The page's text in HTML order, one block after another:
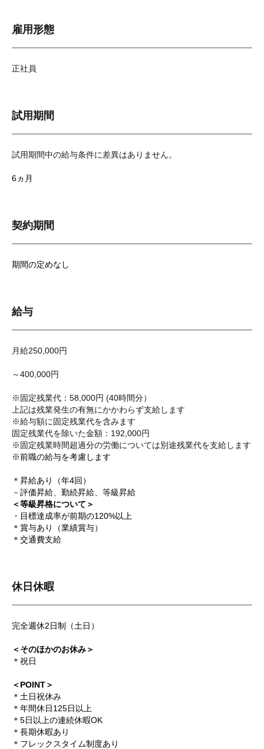
雇用形態
正社員
試用期間
試用期間中の給与条件に差異はありません。
6ヵ月
契約期間
期間の定めなし
給与
月給250,000円
～400,000円
※固定残業代：58,000円 (40時間分）
上記は残業発生の有無にかかわらず支給します
※給与額に固定残業代を含みます
固定残業代を除いた金額：192,000円
※固定残業時間超過分の労働については別途残業代を支給します
※前職の給与を考慮します
＊昇給あり（年4回）
－評価昇給、勤続昇給、等級昇給
＜等級昇格について＞
・目標達成率が前期の120%以上
＊賞与あり（業績賞与）
＊交通費支給
休日休暇
完全週休2日制（土日）
＜そのほかのお休み＞
＊祝日
＜POINT＞
＊土日祝休み
＊年間休日125日以上
＊5日以上の連続休暇OK
＊長期休暇あり
＊フレックスタイム制度あり